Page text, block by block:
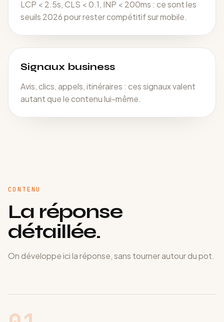
LCP < 2.5s, CLS < 0.1, INP < 200ms : ce sont les
seuils 2026 pour rester compétitif sur mobile.
Signaux business
Avis, clics, appels, itinéraires : ces signaux valent
autant que le contenu lui-même.
CONTENU
La réponse
détaillée.
On développe ici la réponse, sans tourner autour du pot.